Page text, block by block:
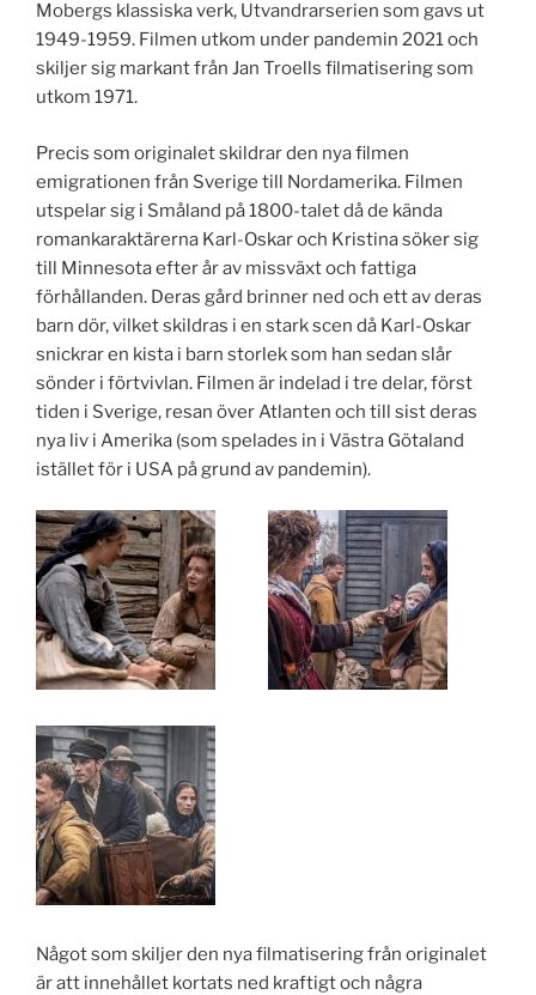
Mobergs klassiska verk, Utvandrarserien som gavs ut
1949-1959. Filmen utkom under pandemin 2021 och
skiljer sig markant från Jan Troells filmatisering som
utkom 1971.
Precis som originalet skildrar den nya filmen
emigrationen från Sverige till Nordamerika. Filmen
utspelar sig i Småland på 1800-talet då de kända
romankaraktärerna Karl-Oskar och Kristina söker sig
till Minnesota efter år av missväxt och fattiga
förhållanden. Deras gård brinner ned och ett av deras
barn dör, vilket skildras i en stark scen då Karl-Oskar
snickrar en kista i barn storlek som han sedan slår
sönder i förtvivlan. Filmen är indelad i tre delar, först
tiden i Sverige, resan över Atlanten och till sist deras
nya liv i Amerika (som spelades in i Västra Götaland
istället för i USA på grund av pandemin).
Något som skiljer den nya filmatisering från originalet
är att innehållet kortats ned kraftigt och några